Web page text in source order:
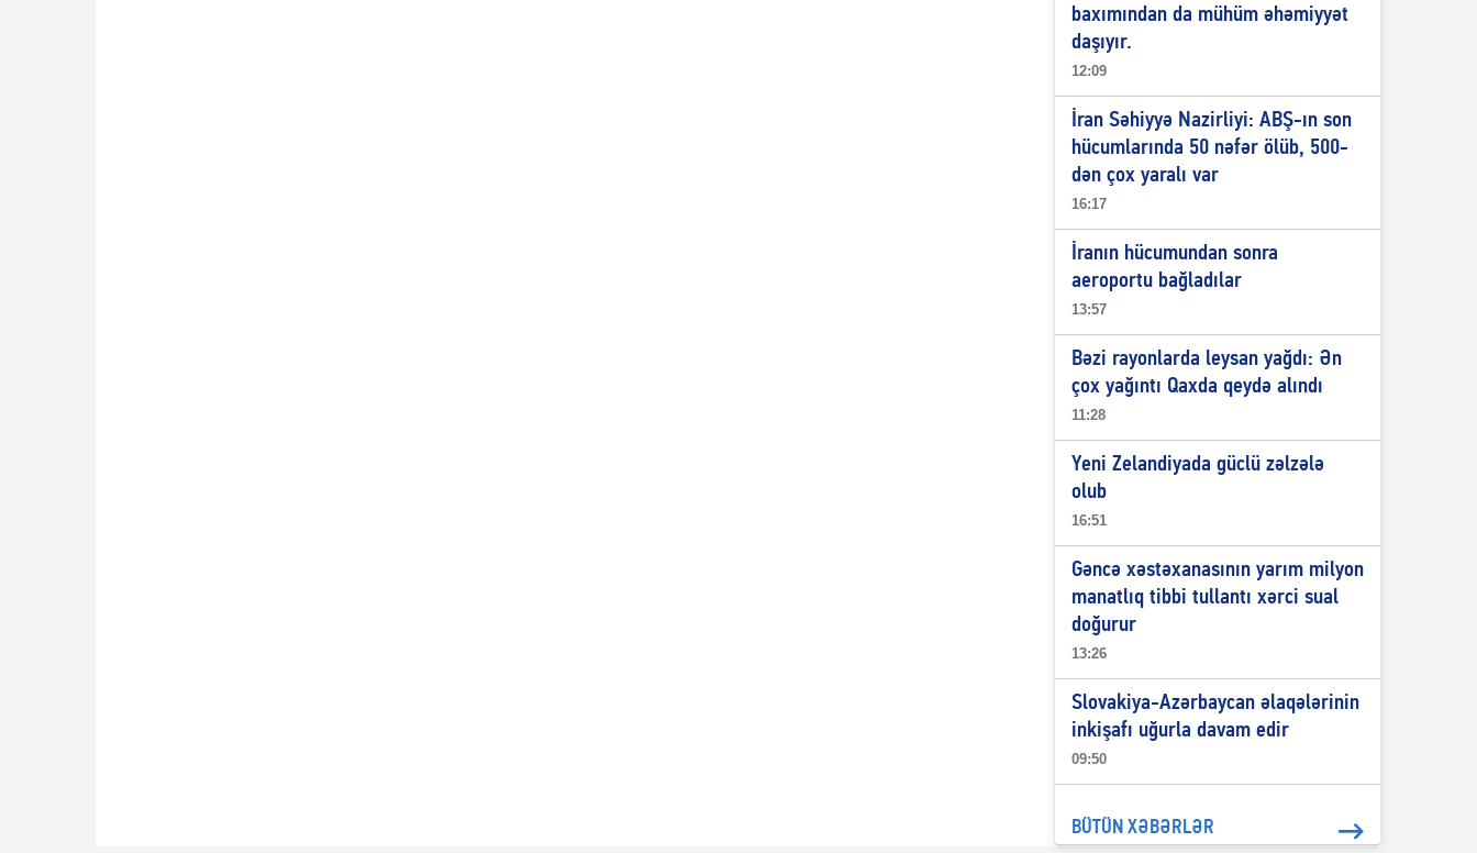
baxımından da mühüm əhəmiyyət
daşıyır.
12:09
İran Səhiyyə Nazirliyi: ABŞ-ın son
hücumlarında 50 nəfər ölüb, 500-
dən çox yaralı var
16:17
İranın hücumundan sonra
aeroportu bağladılar
13:57
Bəzi rayonlarda leysan yağdı: Ən
çox yağıntı Qaxda qeydə alındı
11:28
Yeni Zelandiyada güclü zəlzələ
olub
16:51
Gəncə xəstəxanasının yarım milyon
manatlıq tibbi tullantı xərci sual
doğurur
13:26
Slovakiya-Azərbaycan əlaqələrinin
inkişafı uğurla davam edir
09:50
BÜTÜN XƏBƏRLƏR